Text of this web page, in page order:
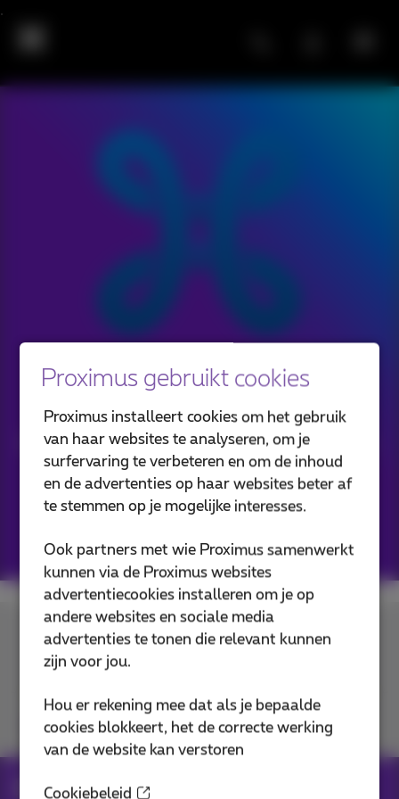
We komen snel terug.
We bereiden nieuwe aanbiedingen voor.
Neem terug een kijkje op vrijdag 2
november om ze te ontdekken.
Proximus gebruikt cookies
Proximus installeert cookies om het gebruik
van haar websites te analyseren, om je
surfervaring te verbeteren en om de inhoud
en de advertenties op haar websites beter af
te stemmen op je mogelijke interesses.
Ook partners met wie Proximus samenwerkt
kunnen via de Proximus websites
advertentiecookies installeren om je op
andere websites en sociale media
advertenties te tonen die relevant kunnen
zijn voor jou.
Hou er rekening mee dat als je bepaalde
cookies blokkeert, het de correcte werking
van de website kan verstoren
Cookiebeleid
Contacteer ons
Je vindt ons op
We komen snel terug